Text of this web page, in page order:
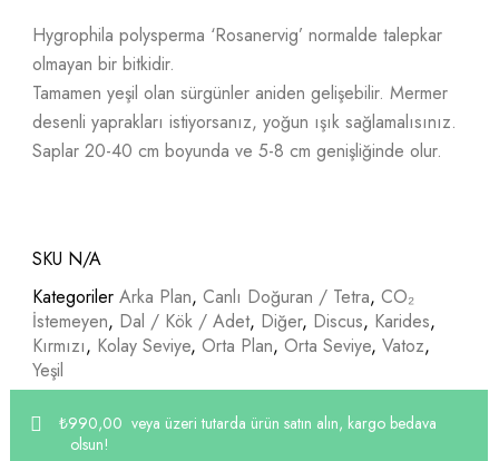
Hygrophila polysperma ‘Rosanervig’ normalde talepkar
olmayan bir bitkidir.
Tamamen yeşil olan sürgünler aniden gelişebilir. Mermer
desenli yaprakları istiyorsanız, yoğun ışık sağlamalısınız.
Saplar 20-40 cm boyunda ve 5-8 cm genişliğinde olur.
SKU N/A
Kategoriler Arka Plan, Canlı Doğuran / Tetra, CO₂
İstemeyen, Dal / Kök / Adet, Diğer, Discus, Karides,
Kırmızı, Kolay Seviye, Orta Plan, Orta Seviye, Vatoz,
Yeşil
₺990,00 ‎ veya üzeri tutarda ürün satın alın, kargo bedava
olsun!